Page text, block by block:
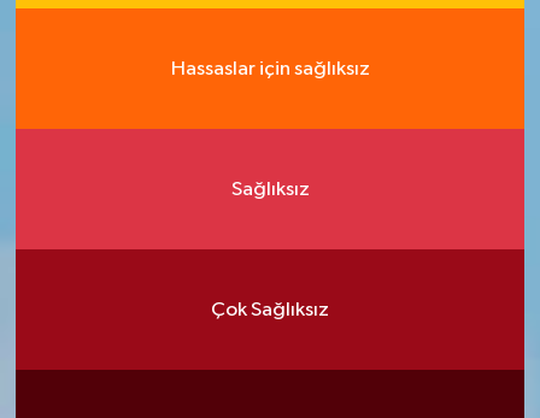
Hassaslar için sağlıksız
Sağlıksız
Çok Sağlıksız